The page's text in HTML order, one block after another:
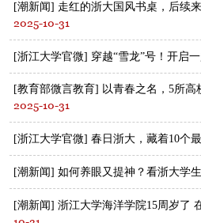
[潮新闻] 走红的浙大国风书桌，后续
2025-10-31
[浙江大学官微] 穿越“雪龙”号！开启
[教育部微言教育] 以青春之名，5所高
2025-10-31
[浙江大学官微] 春日浙大，藏着10个
[潮新闻] 如何养眼又提神？看浙大学
[潮新闻] 浙江大学海洋学院15周岁了